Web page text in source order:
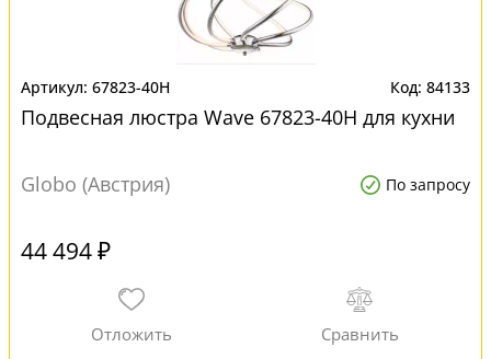
67823-40H 84133
Подвесная люстра Wave 67823-40H для кухни
Globo (Австрия) По запросу
44 494 ₽